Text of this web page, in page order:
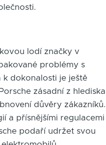
lodí značky v
problémy s
k dokonalosti je ještě
zásadní z hlediska
důvěry zákazníků.
a přísnějšími regulacemi
podaří udržet svou